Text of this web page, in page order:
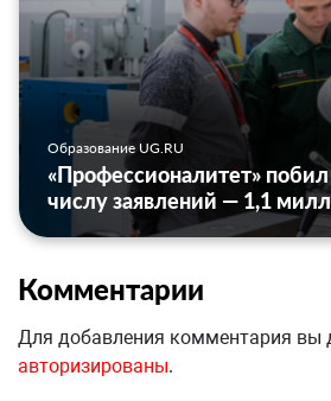
Образование UG.RU
«Профессионалитет»
числу заявлений — 1,1
Комментарии
Для добавления комментария вы
авторизированы.